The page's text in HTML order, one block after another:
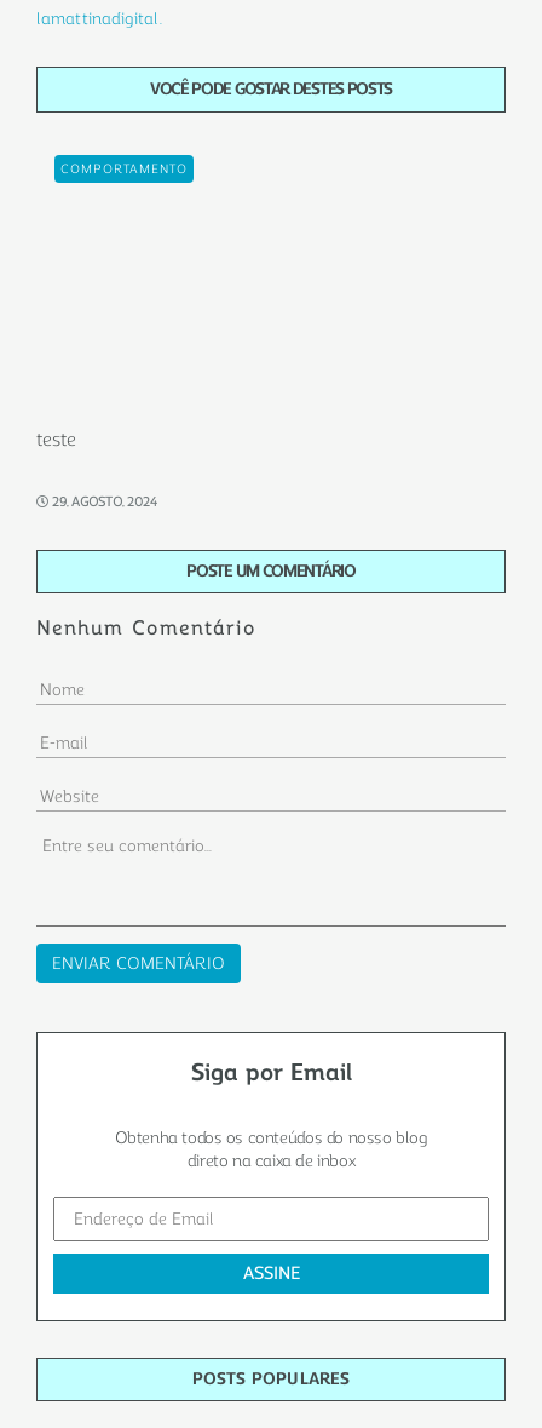
lamattinadigital.
VOCÊ PODE GOSTAR DESTES POSTS
COMPORTAMENTO
teste
29, AGOSTO, 2024
POSTE UM COMENTÁRIO
Nenhum Comentário
Siga por Email
Obtenha todos os conteúdos do nosso blog
direto na caixa de inbox
POSTS POPULARES